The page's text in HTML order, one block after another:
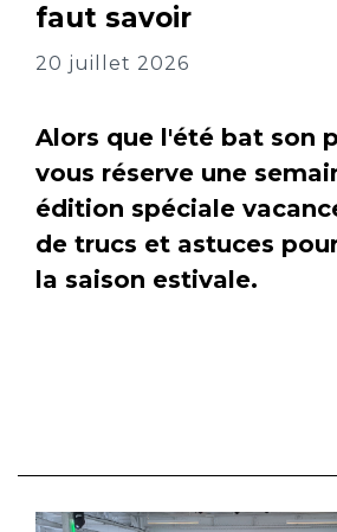
faut savoir
20 juillet 2026
Alors que l'été bat son
vous réserve une
édition spéciale
de trucs et astuces
la saison estivale.